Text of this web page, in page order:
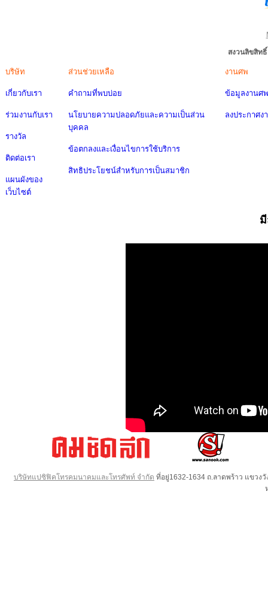
สงวนลิขสิท
บริษัท
เกี่ยวกับเรา
ร่วมงานกับเรา
รางวัล
ติดต่อเรา
แผนผังของ
เว็บไซต์
ส่วนช่วยเหลือ
คำถามที่พบบ่อย
นโยบายความปลอดภัยและความเป็นส่วน
บุคคล
ข้อตกลงและเงื่อนไขการใช้บริการ
สิทธิประโยชน์สำหรับการเป็นสมาชิก
งานศพ
ข้อมูลงานศพ
ลงประกาศง
บริษัทแปซิฟิคโทรคมนาคมและโทรศัพท์ จำกัด ที่อยู่1632-1634 ถ.ลาดพร้าว แขวง